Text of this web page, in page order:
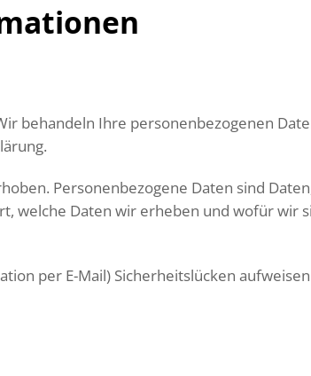
behandeln Ihre personenbezogenen
Personenbezogene Daten sind
welche Daten wir erheben und wofür wir
per E-Mail) Sicherheitslücken aufweisen